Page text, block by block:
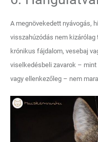
A megnövekedett nyávogás,
visszahúzódás nem
krónikus fájdalom, vesebaj
viselkedésbeli zavarok –
vagy ellenkezőleg – nem